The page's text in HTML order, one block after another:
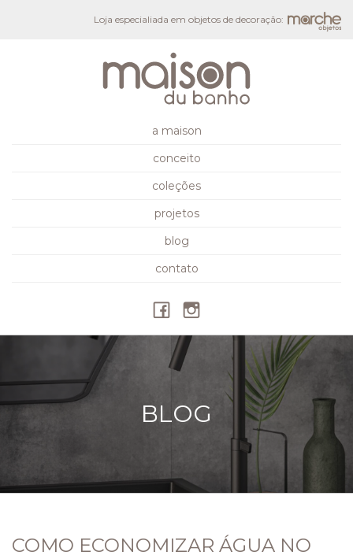
Loja especialiada em objetos de decoração:
a maison
conceito
coleções
projetos
blog
contato
BLOG
COMO ECONOMIZAR ÁGUA NO